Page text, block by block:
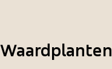
i
n
Waardplanten